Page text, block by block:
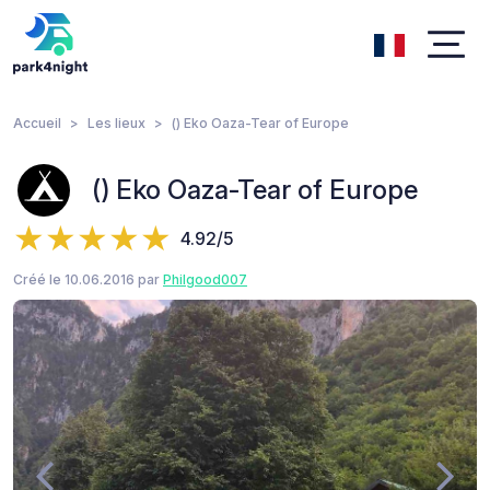
Accueil Les lieux () Eko Oaza-Tear of Europe
() Eko Oaza-Tear of Europe
4.92/5
Créé le 10.06.2016 par Philgood007